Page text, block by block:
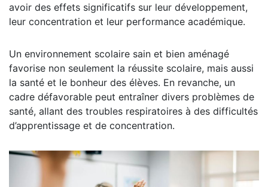
avoir des effets significatifs sur leur développement,
leur concentration et leur performance académique.
Un environnement scolaire sain et bien aménagé
favorise non seulement la réussite scolaire, mais aussi
la santé et le bonheur des élèves. En revanche, un
cadre défavorable peut entraîner divers problèmes de
santé, allant des troubles respiratoires à des difficultés
d’apprentissage et de concentration.